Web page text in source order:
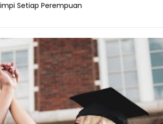
Setiap Perempuan